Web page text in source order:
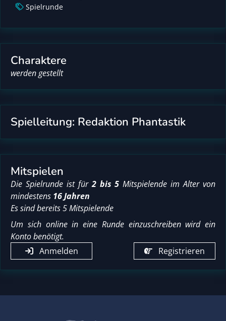
Spielrunde
Charaktere
werden gestellt
Spielleitung: Redaktion Phantastik
Mitspielen
Die Spielrunde ist für2 bis 5 Mitspielende im Alter von
mindestens 16 Jahren
Es sind bereits 5 Mitspielende
Um sich online in eine Runde einzuschreiben wird ein
Konto benötigt.
Anmelden
Registrieren